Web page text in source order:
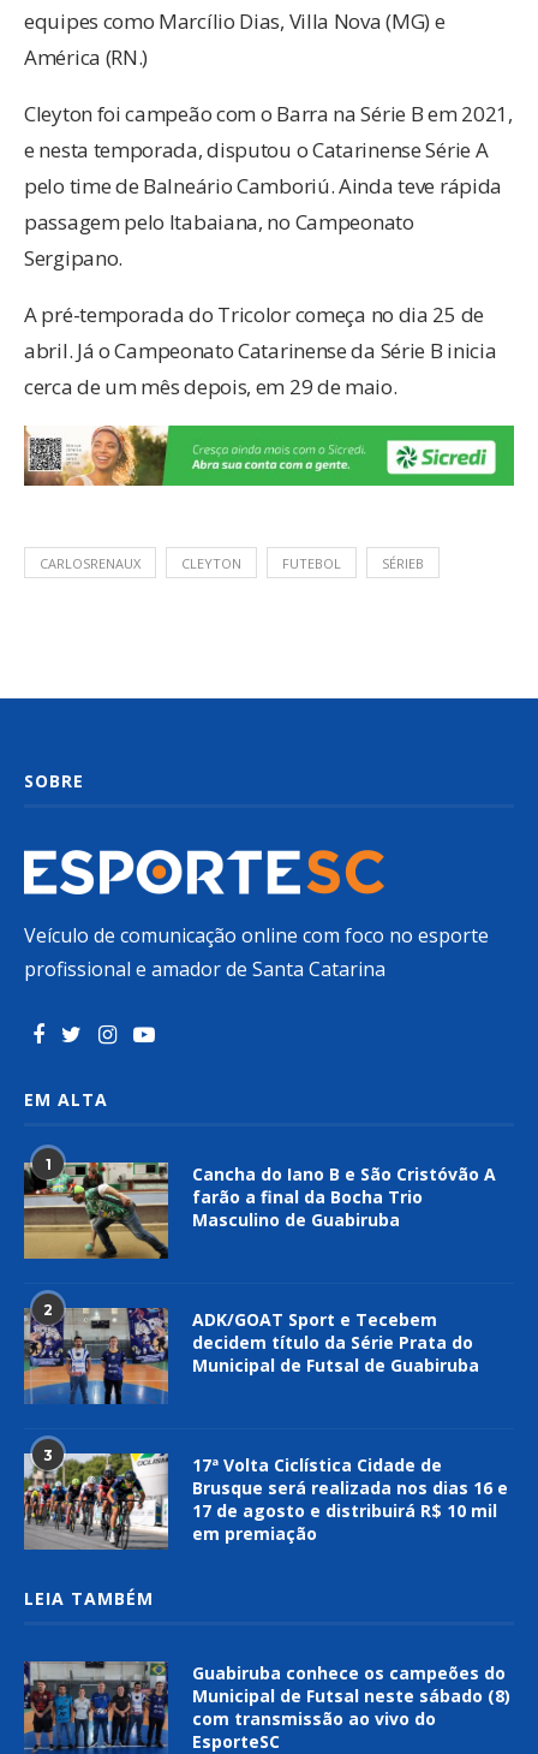
equipes como Marcílio Dias, Villa Nova (MG) e
América (RN.)
Cleyton foi campeão com o Barra na Série B em 2021,
e nesta temporada, disputou o Catarinense Série A
pelo time de Balneário Camboriú. Ainda teve rápida
passagem pelo Itabaiana, no Campeonato
Sergipano.
A pré-temporada do Tricolor começa no dia 25 de
abril. Já o Campeonato Catarinense da Série B inicia
cerca de um mês depois, em 29 de maio.
CARLOSRENAUX CLEYTON FUTEBOL SÉRIEB
SOBRE
Veículo de comunicação online com foco no esporte
profissional e amador de Santa Catarina
EM ALTA
1
Cancha do Iano B e São Cristóvão A
farão a final da Bocha Trio
Masculino de Guabiruba
2
ADK/GOAT Sport e Tecebem
decidem título da Série Prata do
Municipal de Futsal de Guabiruba
3
17ª Volta Ciclística Cidade de
Brusque será realizada nos dias 16 e
17 de agosto e distribuirá R$ 10 mil
em premiação
LEIA TAMBÉM
Guabiruba conhece os campeões do
Municipal de Futsal neste sábado (8)
com transmissão ao vivo do
EsporteSC